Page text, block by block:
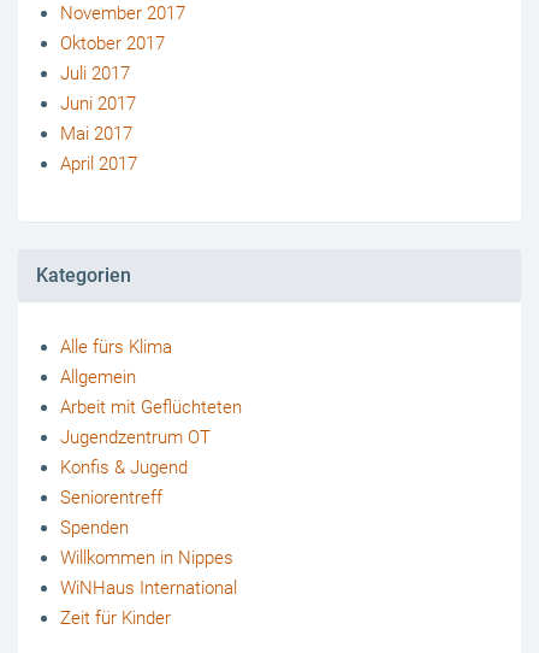
November 2017
Oktober 2017
Juli 2017
Juni 2017
Mai 2017
April 2017
Kategorien
Alle fürs Klima
Allgemein
Arbeit mit Geflüchteten
Jugendzentrum OT
Konfis & Jugend
Seniorentreff
Spenden
Willkommen in Nippes
WiNHaus International
Zeit für Kinder